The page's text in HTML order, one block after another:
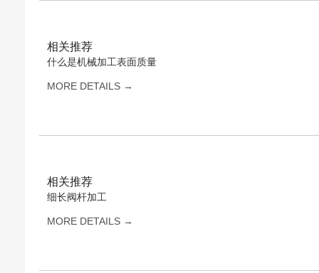
相关推荐
什么是机械加工表面质量
MORE DETAILS →
相关推荐
细长阀杆加工
MORE DETAILS →